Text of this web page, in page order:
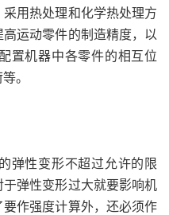
用热处理和化学热处理方
运动零件的制造精度，以
置机器中各零件的相互位
。
性变形不超过允许的限
弹性变形过大就要影响机
作强度计算外，还必须作